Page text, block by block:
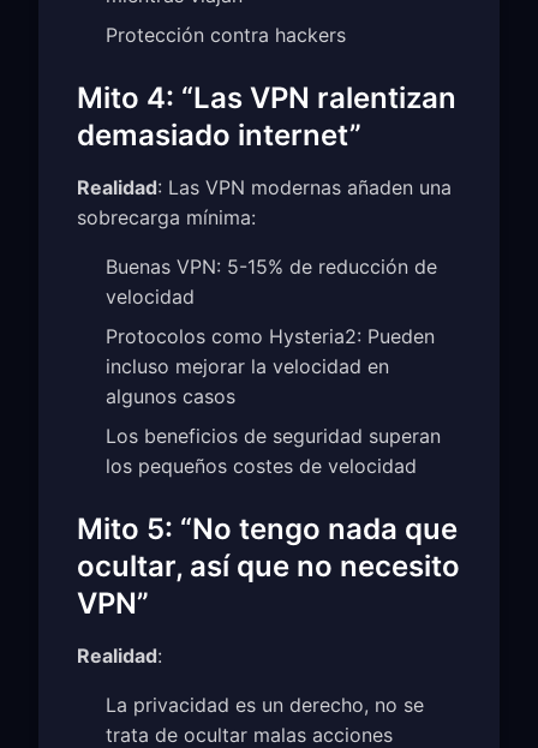
Protección contra hackers
Mito 4: “Las VPN ralentizan
demasiado internet”
Realidad: Las VPN modernas añaden una
sobrecarga mínima:
Buenas VPN: 5-15% de reducción de
velocidad
Protocolos como Hysteria2: Pueden
incluso mejorar la velocidad en
algunos casos
Los beneficios de seguridad superan
los pequeños costes de velocidad
Mito 5: “No tengo nada que
ocultar, así que no necesito
VPN”
Realidad:
La privacidad es un derecho, no se
trata de ocultar malas acciones